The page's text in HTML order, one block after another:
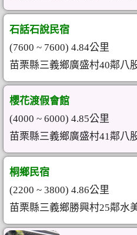
石話石說民宿
(7600 ~ 7600) 4.84公里
苗栗縣三義鄉廣盛村40鄰八
櫻花渡假會館
(4000 ~ 6000) 4.85公里
苗栗縣三義鄉廣盛村41鄰八
桐鄉民宿
(2200 ~ 3800) 4.86公里
苗栗縣三義鄉勝興村25鄰水